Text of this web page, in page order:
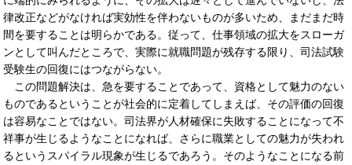
律改正などがなければ実効性を伴わないものが多いため、まだまだ時
間を要することは明らかである。従って、仕事領域の拡大をスローガ
ンとして叫んだところで、実際に就職問題が残存する限り、司法試験
受験生の回復にはつながらない。
この問題解決は、急を要することであって、資格として魅力のない
ものであるということが社会的に定着してしまえば、その評価の回復
は容易なことではない。司法界が人材確保に失敗することになって不
祥事が生じるようなことになれば、さらに職業としての魅力が失われ
るというスパイラル現象が生じるであろう。そのようなことになる前